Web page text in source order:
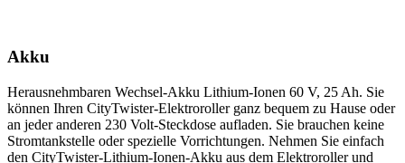
Akku
Herausnehmbaren Wechsel-Akku Lithium-Ionen 60 V, 25 Ah. Sie
können Ihren CityTwister-Elektroroller ganz bequem zu Hause oder
an jeder anderen 230 Volt-Steckdose aufladen. Sie brauchen keine
Stromtankstelle oder spezielle Vorrichtungen. Nehmen Sie einfach
den CityTwister-Lithium-Ionen-Akku aus dem Elektroroller und